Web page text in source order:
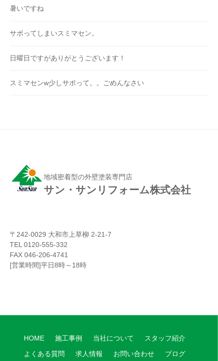
暑いですね
サボってしまいスミマセン。
日曜日ですがありがとうございます！
スミマセンw少しサボって。。ごめんなさい
地域密着型の外壁塗装専門店
サン・サンリフォーム株式会社
〒242-0029 大和市上草柳 2-21-7
TEL 0120-555-332
FAX 046-206-4741
[営業時間]平日8時～18時
HOME 施工事例 当社について スタッフ紹介
よくある質問 求人情報 お問い合わせ ブログ